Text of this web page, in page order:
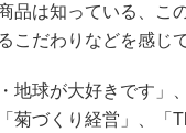
品は知っている、こ
こだわりなどを感じ
地球が大好きです」
菊づくり経営」、「